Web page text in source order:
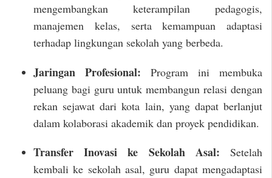
mengembangkan keterampilan pedagogis,
manajemen kelas, serta kemampuan adaptasi
terhadap lingkungan sekolah yang berbeda.
Jaringan Profesional: Program ini membuka
peluang bagi guru untuk membangun relasi dengan
rekan sejawat dari kota lain, yang dapat berlanjut
dalam kolaborasi akademik dan proyek pendidikan.
Transfer Inovasi ke Sekolah Asal: Setelah
kembali ke sekolah asal, guru dapat mengadaptasi